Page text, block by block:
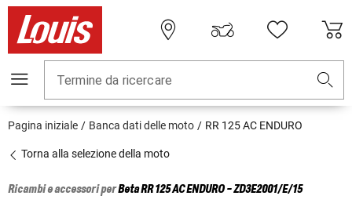
Termine da ricercare
Pagina iniziale Banca dati delle moto RR 125 AC ENDURO
Torna alla selezione della moto
Ricambi e accessori perBetaRR 125 AC ENDURO - ZD3E2001/E/15